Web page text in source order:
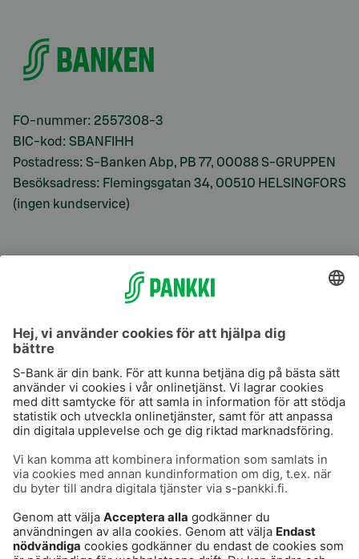
FO-nummer: 2557308-3
BIC-kod: SBANFIHH
Postadress: S-Banken Abp, PB 77, 00088 S-GRUPPEN
Besöksadress: Flemingsgatan 34, 00510 HELSINGFORS
(ingen kundservice)
S-Prime
Användarvillkor
Dataskydd
Cookies